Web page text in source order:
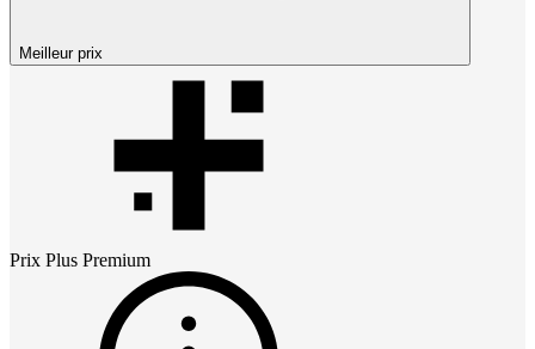
Meilleur prix
Prix Plus Premium